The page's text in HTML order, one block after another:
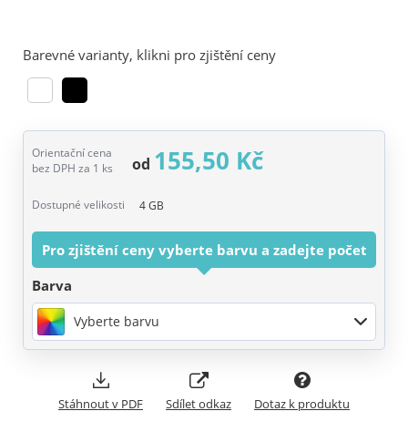
Barevné varianty, klikni pro zjištění ceny
Orientační cena
bez DPH za 1 ks
od 155,50 Kč
Dostupné velikosti 4 GB
Pro zjištění ceny vyberte barvu a zadejte počet
Barva
Vyberte barvu
Stáhnout v PDF Sdílet odkaz Dotaz k produktu